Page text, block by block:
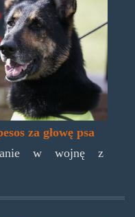
za głowę psa
w wojnę z